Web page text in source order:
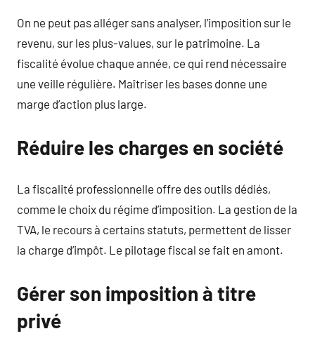
On ne peut pas alléger sans analyser, l’imposition sur le
revenu, sur les plus-values, sur le patrimoine. La
fiscalité évolue chaque année, ce qui rend nécessaire
une veille régulière. Maîtriser les bases donne une
marge d’action plus large.
Réduire les charges en société
La fiscalité professionnelle offre des outils dédiés,
comme le choix du régime d’imposition. La gestion de la
TVA, le recours à certains statuts, permettent de lisser
la charge d’impôt. Le pilotage fiscal se fait en amont.
Gérer son imposition à titre
privé